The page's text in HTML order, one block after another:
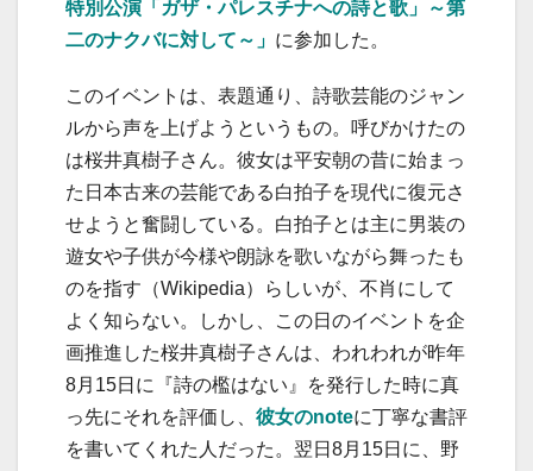
特別公演「ガザ・パレスチナへの詩と歌」～第
二のナクバに対して～」 に参加した。
このイベントは、表題通り、詩歌芸能のジャン
ルから声を上げようというもの。呼びかけたの
は桜井真樹子さん。彼女は平安朝の昔に始まっ
た日本古来の芸能である白拍子を現代に復元さ
せようと奮闘している。白拍子とは主に男装の
遊女や子供が今様や朗詠を歌いながら舞ったも
のを指す（Wikipedia）らしいが、不肖にして
よく知らない。しかし、この日のイベントを企
画推進した桜井真樹子さんは、われわれが昨年
8月15日に『詩の檻はない』を発行した時に真
っ先にそれを評価し、 彼女のnoteに丁寧な書評
を書いてくれた人だった。翌日8月15日に、野